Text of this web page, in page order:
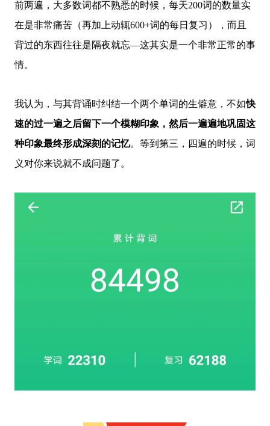
前两遍，大多数词都不熟悉的时候，每天200词的数量实
在是非常痛苦（再加上动辄600+词的每日复习），而且
背过的东西往往是隔夜就忘—这其实是一个非常正常的事
情。
我认为，与其背诵时纠结一个两个单词的生僻意，不如快
速的过一遍之后留下一个模糊印象，然后一遍遍地巩固这
种印象最终形成深刻的记忆。等到第三，四遍的时候，词
义对你来说就不成问题了。